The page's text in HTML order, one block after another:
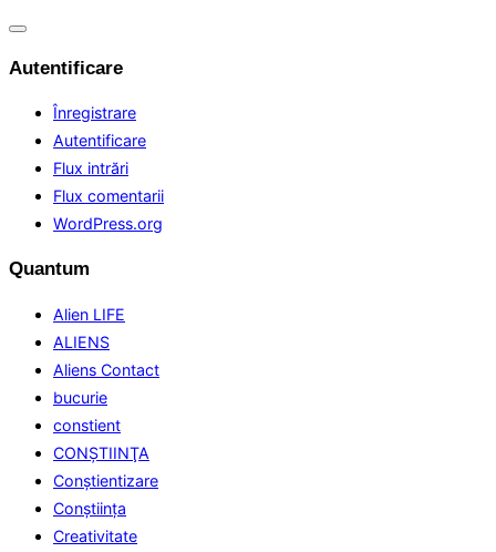
Comută
Autentificare
Înregistrare
Autentificare
Flux intrări
Flux comentarii
WordPress.org
Quantum
Alien LIFE
ALIENS
Aliens Contact
bucurie
constient
CONŞTIINŢA
Conştientizare
Conştiinţa
Creativitate